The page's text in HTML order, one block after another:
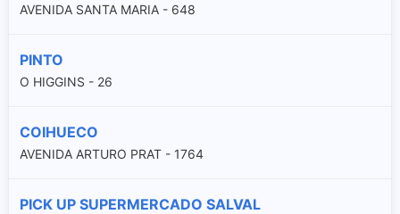
AVENIDA SANTA MARIA - 648
PINTO
O HIGGINS - 26
COIHUECO
AVENIDA ARTURO PRAT - 1764
PICK UP SUPERMERCADO SALVAL